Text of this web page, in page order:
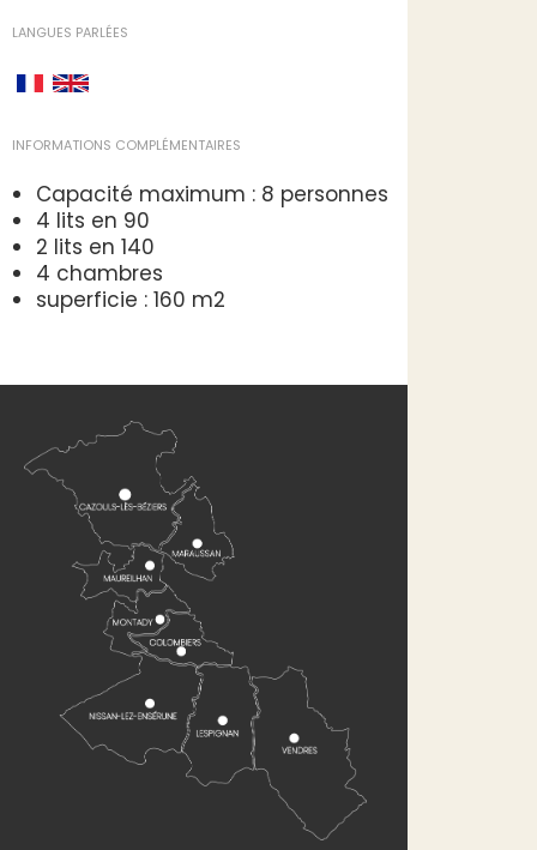
LANGUES PARLÉES
INFORMATIONS COMPLÉMENTAIRES
Capacité maximum : 8 personnes
4 lits en 90
2 lits en 140
4 chambres
superficie : 160 m2